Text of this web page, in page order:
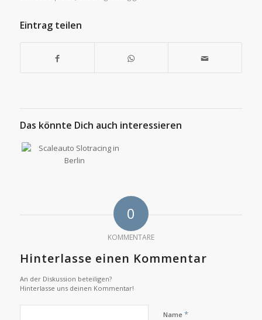
Eintrag teilen
Das könnte Dich auch interessieren
0
KOMMENTARE
Hinterlasse einen Kommentar
An der Diskussion beteiligen?
Hinterlasse uns deinen Kommentar!
Name *